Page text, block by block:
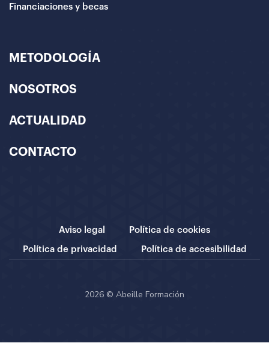
Financiaciones y becas
METODOLOGÍA
NOSOTROS
ACTUALIDAD
CONTACTO
Aviso legal Política de cookies
Política de privacidad Política de accesibilidad
2026 © Abeille Formación